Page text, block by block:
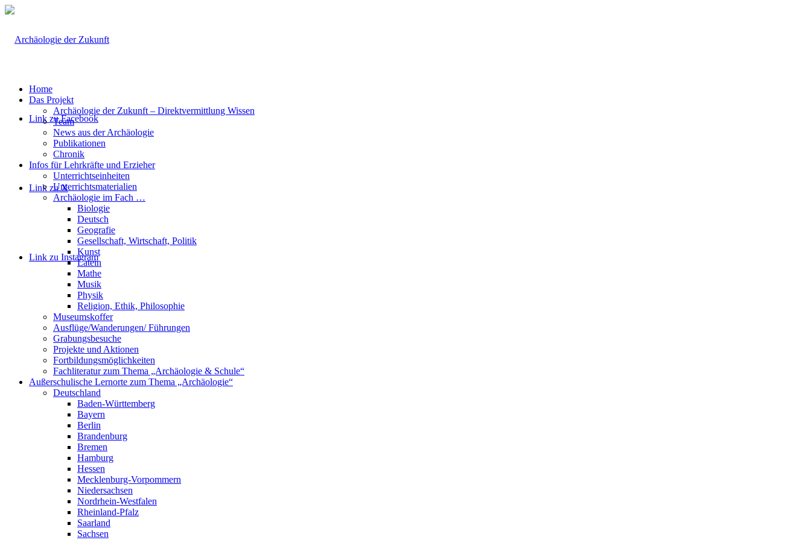
Link zu Facebook
Link zu X
Link zu Instagram
Home
Das Projekt
Archäologie der Zukunft – Direktvermittlung Wissen
Team
News aus der Archäologie
Publikationen
Chronik
Infos für Lehrkräfte und Erzieher
Unterrichtseinheiten
Unterrichtsmaterialien
Archäologie im Fach …
Biologie
Deutsch
Geografie
Gesellschaft, Wirtschaft, Politik
Kunst
Latein
Mathe
Musik
Physik
Religion, Ethik, Philosophie
Museumskoffer
Ausflüge/Wanderungen/ Führungen
Grabungsbesuche
Projekte und Aktionen
Fortbildungsmöglichkeiten
Fachliteratur zum Thema „Archäologie & Schule“
Außerschulische Lernorte zum Thema „Archäologie“
Deutschland
Baden-Württemberg
Bayern
Berlin
Brandenburg
Bremen
Hamburg
Hessen
Mecklenburg-Vorpommern
Niedersachsen
Nordrhein-Westfalen
Rheinland-Pfalz
Saarland
Sachsen